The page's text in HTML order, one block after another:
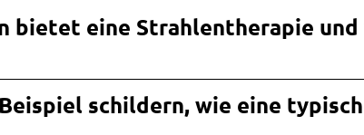
bietet eine Strahlentherapie und
schildern, wie eine